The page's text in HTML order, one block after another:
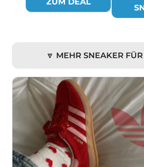
ZUM DEAL
🔽 MEHR SNEAKER